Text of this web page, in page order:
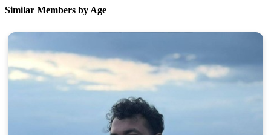
Similar Members by Age